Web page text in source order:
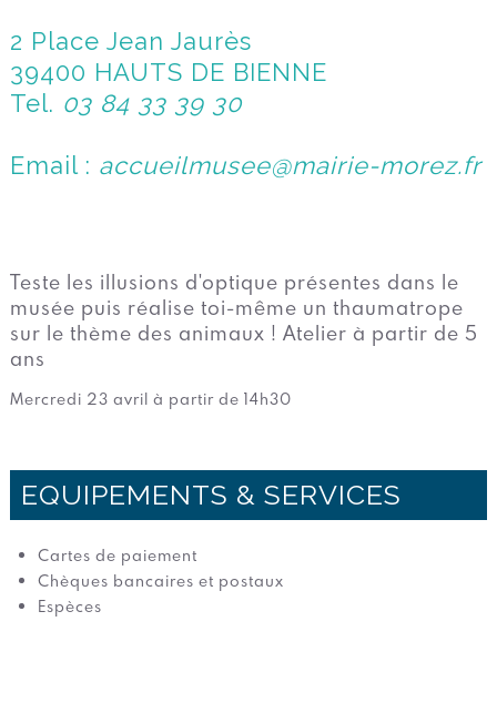
2 Place Jean Jaurès
39400 HAUTS DE BIENNE
Tel. 03 84 33 39 30
Email : accueilmusee@mairie-morez.fr
Teste les illusions d'optique présentes dans le
musée puis réalise toi-même un thaumatrope
sur le thème des animaux ! Atelier à partir de 5
ans
Mercredi 23 avril à partir de 14h30
EQUIPEMENTS & SERVICES
Cartes de paiement
Chèques bancaires et postaux
Espèces